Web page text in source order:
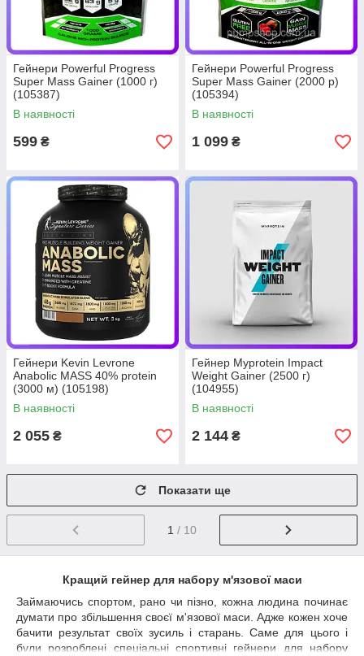
Гейнери Powerful Progress
Super Mass Gainer (1000 г)
(105387)
В наявності
599 ₴
Гейнери Powerful Progress
Super Mass Gainer (2000 р)
(105394)
В наявності
1 099 ₴
Гейнери Kevin Levrone
Anabolic MASS 40% protein
(3000 м) (105198)
В наявності
2 055 ₴
Гейнер Myprotein Impact
Weight Gainer (2500 г)
(104955)
В наявності
2 144 ₴
Показати ще
1 / 10
Кращий гейнер для набору м'язової маси
Займаючись спортом, рано чи пізно, кожна людина починає
думати про збільшення своєї м'язової маси. Адже кожен хоче
бачити результат своїх зусиль і старань. Саме для цього і
були розроблені спеціальні спортивні гейнери для набору